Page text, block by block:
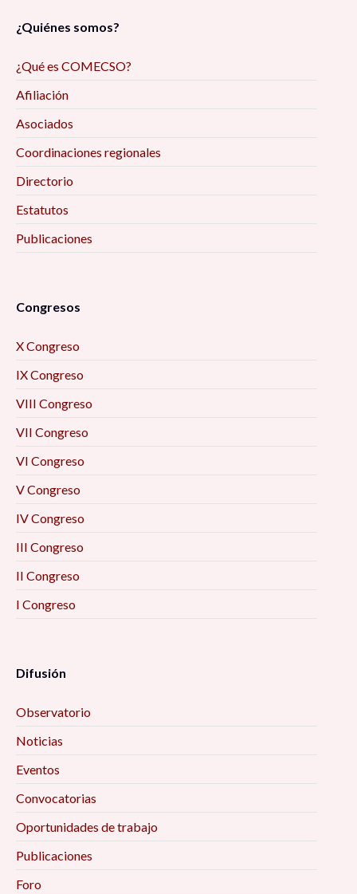
¿Quiénes somos?
¿Qué es COMECSO?
Afiliación
Asociados
Coordinaciones regionales
Directorio
Estatutos
Publicaciones
Congresos
X Congreso
IX Congreso
VIII Congreso
VII Congreso
VI Congreso
V Congreso
IV Congreso
III Congreso
II Congreso
I Congreso
Difusión
Observatorio
Noticias
Eventos
Convocatorias
Oportunidades de trabajo
Publicaciones
Foro